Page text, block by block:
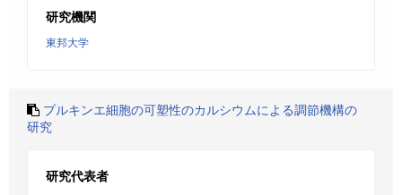
研究機関
東邦大学
プルキンエ細胞の可塑性のカルシウムによる調節機構の
研究
研究代表者